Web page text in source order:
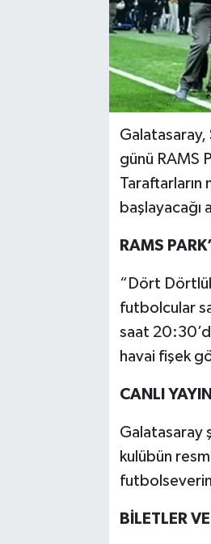
Galatasaray,
günü RAMS
başlayacağı
RAMS
“Dört
futbolcular
saat
havai fişek
CANLI
Galatasaray
kulübün
futbolseverin
BİLETLER